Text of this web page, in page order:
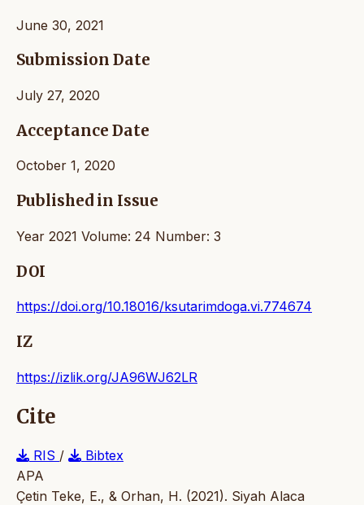
June 30, 2021
Submission Date
July 27, 2020
Acceptance Date
October 1, 2020
Published in Issue
Year 2021 Volume: 24 Number: 3
DOI
https://doi.org/10.18016/ksutarimdoga.vi.774674
IZ
https://izlik.org/JA96WJ62LR
Cite
RIS /
Bibtex
APA
Çetin Teke, E., & Orhan, H. (2021). Siyah Alaca